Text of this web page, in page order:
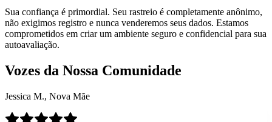
Sua confiança é primordial. Seu rastreio é completamente anônimo,
não exigimos registro e nunca venderemos seus dados. Estamos
comprometidos em criar um ambiente seguro e confidencial para sua
autoavaliação.
Vozes da Nossa Comunidade
Jessica M., Nova Mãe